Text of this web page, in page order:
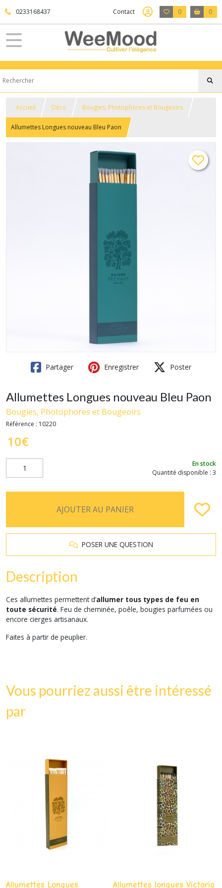
0233168437 Contact 0 0
Accueil Déco Bougies, Photophores et Bougeoirs
Allumettes Longues nouveau Bleu Paon
Partager Enregistrer Poster
Allumettes Longues nouveau Bleu Paon
Bougies, Photophores et Bougeoirs
Référence : 10220
10€
En stock
Quantité disponible : 3
AJOUTER AU PANIER
POSER UNE QUESTION
Description
Ces allumettes permettent d’allumer tous types de feu en
toute sécurité. Feu de cheminée, poêle, bougies parfumées ou
encore cierges artisanaux.
Faites à partir de peuplier.
Vous pourriez aussi être intéressé
par
Allumettes Longues Allumettes longues Victoria